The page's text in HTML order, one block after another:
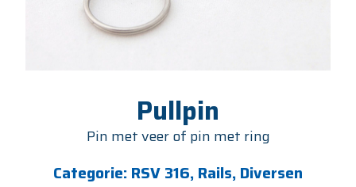
Pullpin
Pin met veer of pin met ring
Categorie: RSV 316, Rails, Diversen